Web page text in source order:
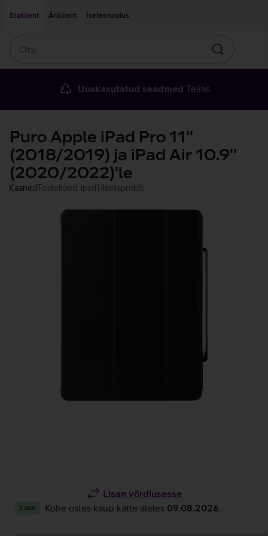
Eraklient
Äriklient Iseteenindus
Otsin
Uuskasutatud seadmed Telias
Puro Apple iPad Pro 11''
(2018/2019) ja iPad Air 10.9''
(2020/2022)'le
KaanedTootekood: ipad14zetaproblk
Lisan võrdlusesse
Laos Kohe ostes kaup kätte alates 09.08.2026